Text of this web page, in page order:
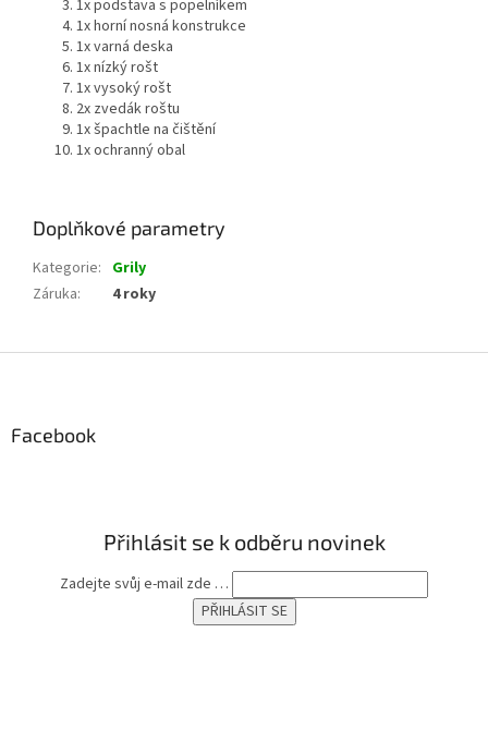
1x podstava s popelníkem
1x horní nosná konstrukce
1x varná deska
1x nízký rošt
1x vysoký rošt
2x zvedák roštu
1x špachtle na čištění
1x ochranný obal
Doplňkové parametry
Kategorie: Grily
Záruka: 4 roky
Facebook
Přihlásit se k odběru novinek
Zadejte svůj e-mail zde …